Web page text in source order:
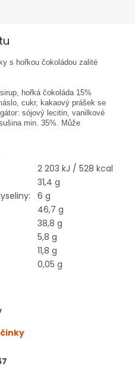
s hořkou čokoládou zalité
hořká čokoláda 15%
cukr, kakaový prášek se
sójový lecitin, vanilkové
min. 35%. Může
2 203 kJ / 528 kcal
31,4 g
6 g
46,7 g
38,8 g
5,8 g
11,8 g
0,05 g